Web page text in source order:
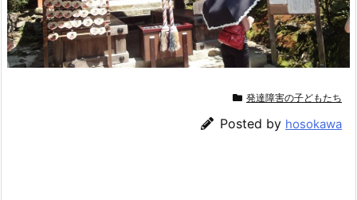
発達障害の子どもたち
Posted by hosokawa